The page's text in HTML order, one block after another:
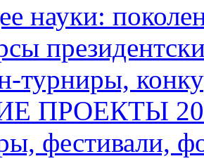
науки:
турниры,
ПРОЕКТЫ
фестивали,